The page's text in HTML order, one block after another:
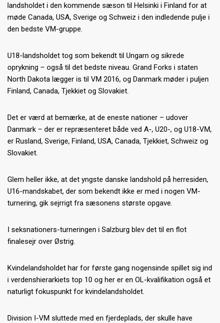
landsholdet i den kommende sæson til Helsinki i Finland for at
møde Canada, USA, Sverige og Schweiz i den indledende pulje i
den bedste VM-gruppe.
U18-landsholdet tog som bekendt til Ungarn og sikrede
oprykning – også til det bedste niveau. Grand Forks i staten
North Dakota lægger is til VM 2016, og Danmark møder i puljen
Finland, Canada, Tjekkiet og Slovakiet.
Det er værd at bemærke, at de eneste nationer – udover
Danmark – der er repræsenteret både ved A-, U20-, og U18-VM,
er Rusland, Sverige, Finland, USA, Canada, Tjekkiet, Schweiz og
Slovakiet.
Glem heller ikke, at det yngste danske landshold på herresiden,
U16-mandskabet, der som bekendt ikke er med i nogen VM-
turnering, gik sejrrigt fra sæsonens største opgave.
I seksnationers-turneringen i Salzburg blev det til en flot
finalesejr over Østrig.
Kvindelandsholdet har for første gang nogensinde spillet sig ind
i verdenshierarkiets top 10 og her er en OL-kvalifikation også et
naturligt fokuspunkt for kvindelandsholdet.
Division I-VM sluttede med en fjerdeplads, der skulle have